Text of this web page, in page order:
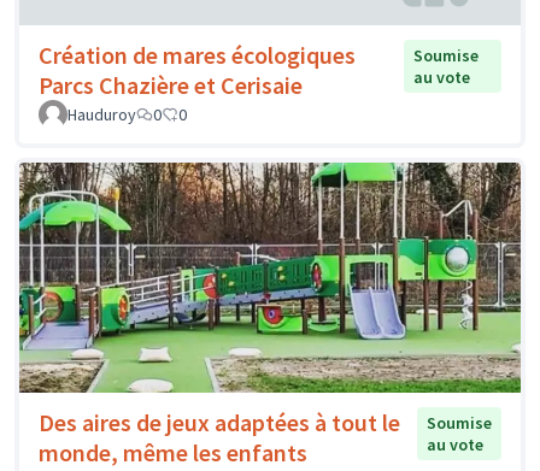
Création de mares écologiques
Parcs Chazière et Cerisaie
Soumise
au vote
Hauduroy
0 0
Des aires de jeux adaptées à tout le
monde, même les enfants
Soumise
au vote